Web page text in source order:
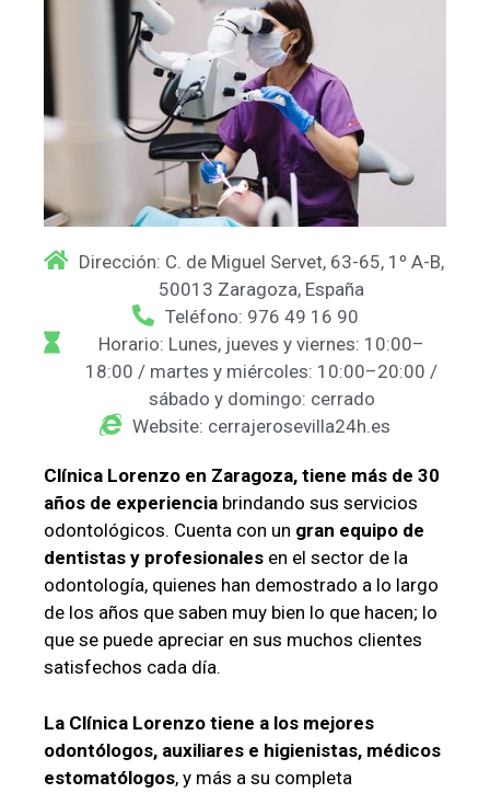
Dirección: C. de Miguel Servet, 63-65, 1º A-B,
50013 Zaragoza, España
Teléfono: 976 49 16 90
Horario: Lunes, jueves y viernes: 10:00–
18:00 / martes y miércoles: 10:00–20:00 /
sábado y domingo: cerrado
Website: cerrajerosevilla24h.es
Clínica Lorenzo en Zaragoza, tiene más de 30
años de experiencia brindando sus servicios
odontológicos. Cuenta con un gran equipo de
dentistas y profesionales en el sector de la
odontología, quienes han demostrado a lo largo
de los años que saben muy bien lo que hacen; lo
que se puede apreciar en sus muchos clientes
satisfechos cada día.
La Clínica Lorenzo tiene a los mejores
odontólogos, auxiliares e higienistas, médicos
estomatólogos, y más a su completa